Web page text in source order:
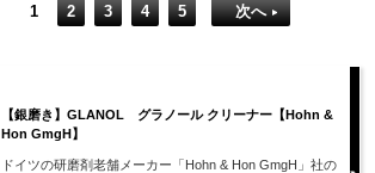
1 2 3 4 5 次へ
【銀磨き】GLANOL グラノール クリーナー【Hohn &
Hon GmgH】
ドイツの研磨剤老舗メーカー「Hohn & Hon GmgH」社の